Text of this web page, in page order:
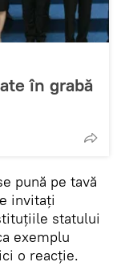
în grabă
pună pe tavă
invitați
statului
exemplu
o reacție.